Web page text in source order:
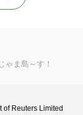
ゃま島～す！
Reuters Limited